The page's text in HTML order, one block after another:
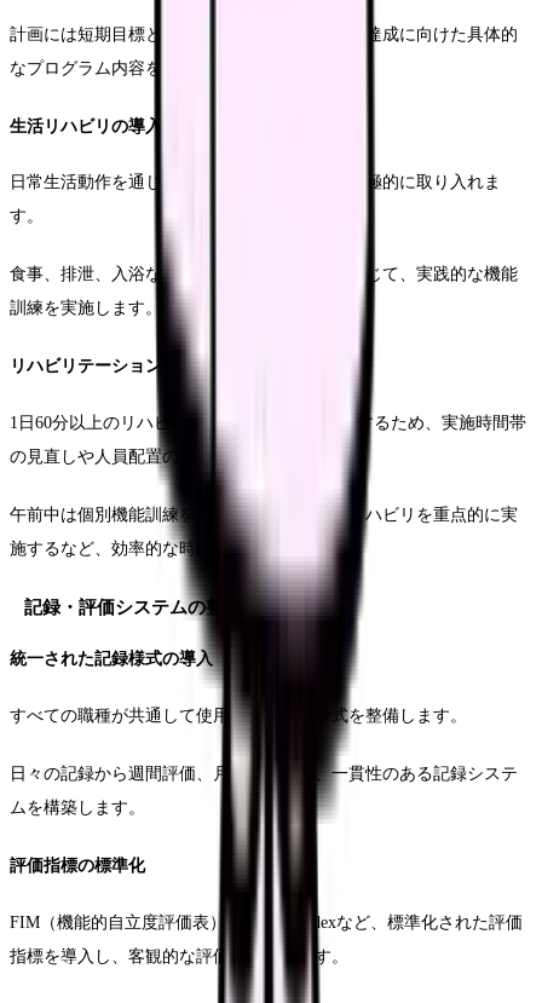
計画には短期目標と長期目標を明確に記載し、達成に向けた具体的
なプログラム内容を詳細に記述します。
生活リハビリの導入
日常生活動作を通じたリハビリテーションを積極的に取り入れま
す。
食事、排泄、入浴などの基本的な生活動作を通じて、実践的な機能
訓練を実施します。
リハビリテーション実施時間の確保
1日60分以上のリハビリテーション時間を確保するため、実施時間帯
の見直しや人員配置の調整を行います。
午前中は個別機能訓練を中心に、午後は生活リハビリを重点的に実
施するなど、効率的な時間配分を行います。
記録・評価システムの整備
統一された記録様式の導入
すべての職種が共通して使用できる記録様式を整備します。
日々の記録から週間評価、月間評価まで、一貫性のある記録システ
ムを構築します。
評価指標の標準化
FIM（機能的自立度評価表）やBarthel Indexなど、標準化された評価
指標を導入し、客観的な評価を実施します。